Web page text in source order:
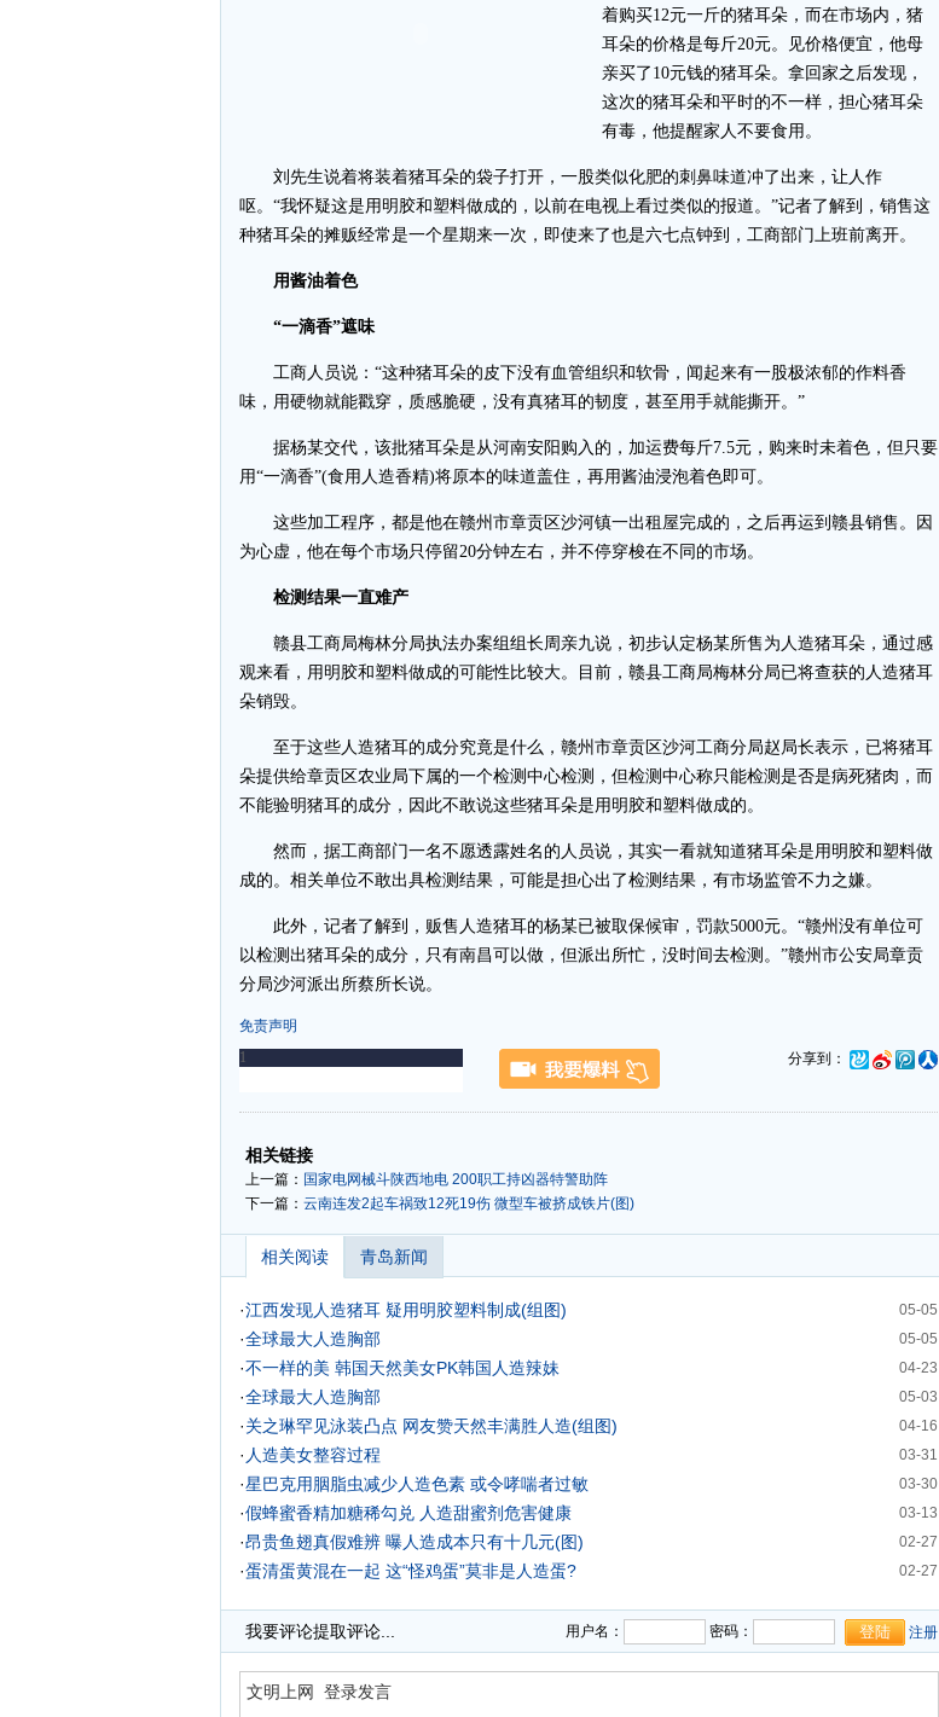
着购买12元一斤的猪耳朵，而在市场内，猪
耳朵的价格是每斤20元。见价格便宜，他母
亲买了10元钱的猪耳朵。拿回家之后发现，
这次的猪耳朵和平时的不一样，担心猪耳朵
有毒，他提醒家人不要食用。
刘先生说着将装着猪耳朵的袋子打开，一股类似化肥的刺鼻味道冲了出来，让人作
呕。“我怀疑这是用明胶和塑料做成的，以前在电视上看过类似的报道。”记者了解到，销售这
种猪耳朵的摊贩经常是一个星期来一次，即使来了也是六七点钟到，工商部门上班前离开。
用酱油着色
“一滴香”遮味
工商人员说：“这种猪耳朵的皮下没有血管组织和软骨，闻起来有一股极浓郁的作料香
味，用硬物就能戳穿，质感脆硬，没有真猪耳的韧度，甚至用手就能撕开。”
据杨某交代，该批猪耳朵是从河南安阳购入的，加运费每斤7.5元，购来时未着色，但只要
用“一滴香”(食用人造香精)将原本的味道盖住，再用酱油浸泡着色即可。
这些加工程序，都是他在赣州市章贡区沙河镇一出租屋完成的，之后再运到赣县销售。因
为心虚，他在每个市场只停留20分钟左右，并不停穿梭在不同的市场。
检测结果一直难产
赣县工商局梅林分局执法办案组组长周亲九说，初步认定杨某所售为人造猪耳朵，通过感
观来看，用明胶和塑料做成的可能性比较大。目前，赣县工商局梅林分局已将查获的人造猪耳
朵销毁。
至于这些人造猪耳的成分究竟是什么，赣州市章贡区沙河工商分局赵局长表示，已将猪耳
朵提供给章贡区农业局下属的一个检测中心检测，但检测中心称只能检测是否是病死猪肉，而
不能验明猪耳的成分，因此不敢说这些猪耳朵是用明胶和塑料做成的。
然而，据工商部门一名不愿透露姓名的人员说，其实一看就知道猪耳朵是用明胶和塑料做
成的。相关单位不敢出具检测结果，可能是担心出了检测结果，有市场监管不力之嫌。
此外，记者了解到，贩售人造猪耳的杨某已被取保候审，罚款5000元。“赣州没有单位可
以检测出猪耳朵的成分，只有南昌可以做，但派出所忙，没时间去检测。”赣州市公安局章贡
分局沙河派出所蔡所长说。
免责声明
分享到：
-
相关链接
上一篇： 国家电网械斗陕西地电 200职工持凶器特警助阵
下一篇： 云南连发2起车祸致12死19伤 微型车被挤成铁片(图)
相关阅读 青岛新闻
05-05
·江西发现人造猪耳 疑用明胶塑料制成(组图)
05-05
·全球最大人造胸部
04-23
·不一样的美 韩国天然美女PK韩国人造辣妹
05-03
·全球最大人造胸部
04-16
·关之琳罕见泳装凸点 网友赞天然丰满胜人造(组图)
03-31
· 人造美女整容过程
03-30
·星巴克用胭脂虫减少人造色素 或令哮喘者过敏
03-13
·假蜂蜜香精加糖稀勾兑 人造甜蜜剂危害健康
02-27
·昂贵鱼翅真假难辨 曝人造成本只有十几元(图)
02-27
·蛋清蛋黄混在一起 这“怪鸡蛋”莫非是人造蛋?
我要评论提取评论... 用户名： 密码： 注册